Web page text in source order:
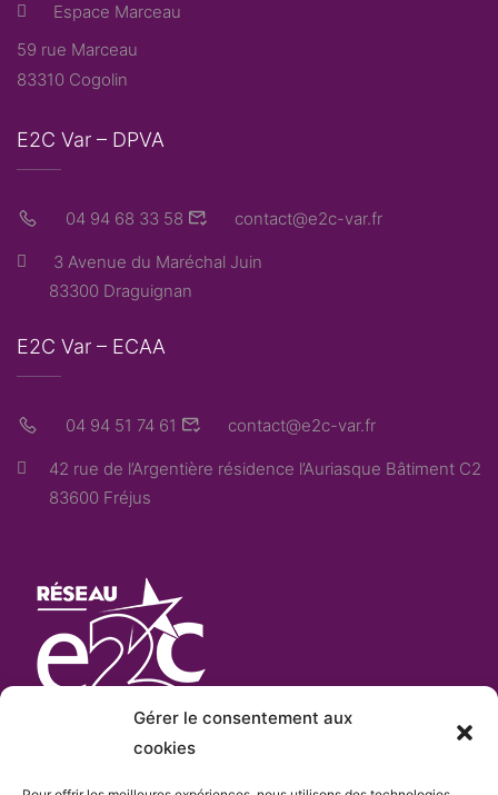
Gérer le consentement aux
cookies
Espace Marceau
59 rue Marceau
83310 Cogolin
E2C Var – DPVA
04 94 68 33 58 contact@e2c-var.fr
3 Avenue du Maréchal Juin
83300 Draguignan
E2C Var – ECAA
04 94 51 74 61 contact@e2c-var.fr
42 rue de l’Argentière résidence l’Auriasque Bâtiment C2
83600 Fréjus